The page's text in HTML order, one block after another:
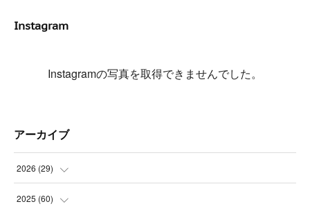
Instagram
Instagramの写真を取得できませんでした。
アーカイブ
2026 (29)
(5
2025 (60)